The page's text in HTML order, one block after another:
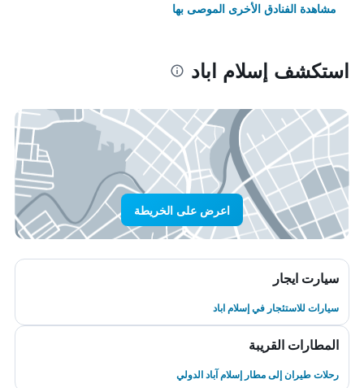
مشاهدة الفنادق الأخرى الموصى بها
استكشف إسلام اباد
اعرض على الخريطة
سيارت ايجار
سيارات للاستئجار في إسلام اباد
المطارات القريبة
رحلات طيران إلى مطار إسلام آباد الدولي